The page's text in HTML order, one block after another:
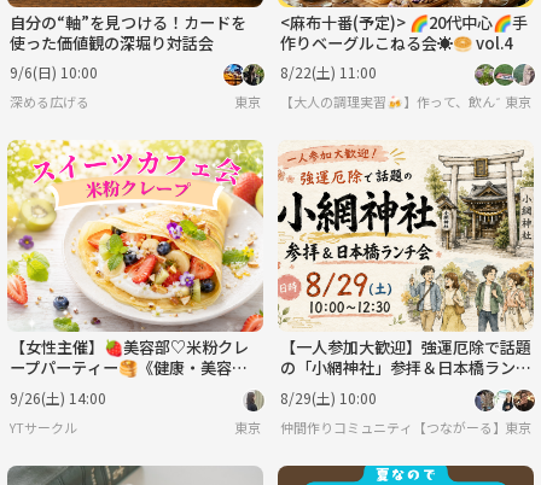
自分の“軸”を見つける！カードを
使った価値観の深堀り対話会
9/6(日) 10:00
深める広げる 東京
<麻布十番(予定)> 🌈20代中心🌈手
作りベーグルこねる会☀️🥯 vol.4
8/22(土) 11:00
【大人の調理実習🍻】作って、飲んで、
東京
【女性主催】🍓美容部♡米粉クレ
ープパーティー🥞《健康・美容情
報交換スイーツ会》
9/26(土) 14:00
YTサークル 東京
【一人参加大歓迎】強運厄除で話題
の「小網神社」参拝＆日本橋ランチ
会✨
8/29(土) 10:00
仲間作りコミュニティ【つながーる】だ
東京